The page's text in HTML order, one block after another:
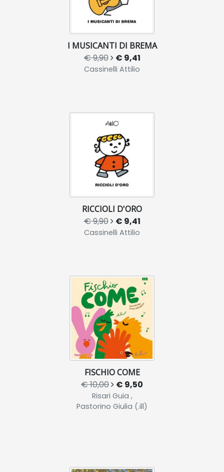
I MUSICANTI DI BREMA
€ 9,90 € 9,41
Cassinelli Attilio
RICCIOLI D'ORO
€ 9,90 € 9,41
Cassinelli Attilio
FISCHIO COME
€ 10,00 € 9,50
Risari Guia ,
Pastorino Giulia (.ill)